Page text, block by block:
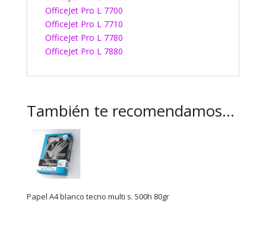
OfficeJet Pro L 7700
OfficeJet Pro L 7710
OfficeJet Pro L 7780
OfficeJet Pro L 7880
También te recomendamos…
Papel A4 blanco tecno multi s. 500h 80gr